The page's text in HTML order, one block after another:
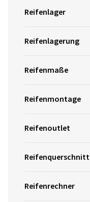
Reifenlager
Reifenlagerung
Reifenmaße
Reifenmontage
Reifenoutlet
Reifenquerschnitt
Reifenrechner